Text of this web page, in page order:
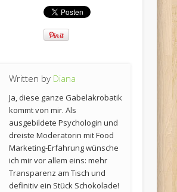
Written by Diana
Ja, diese ganze Gabelakrobatik
kommt von mir. Als
ausgebildete Psychologin und
dreiste Moderatorin mit Food
Marketing-Erfahrung wünsche
ich mir vor allem eins: mehr
Transparenz am Tisch und
definitiv ein Stück Schokolade!